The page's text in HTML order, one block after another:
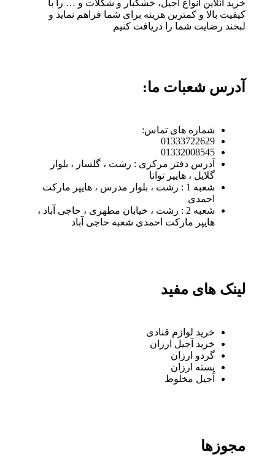
خرید آنلاین انواع آجیل، خشکبار و شکلات و … را با
کیفیت بالا و کمترین هزینه برای شما فراهم نماید و
لبخند رضایت شما را دریافت کنیم
آدرس شعبات ما:
شماره های تماس:
01333722629
01332008545
آدرس دفتر مرکزی : رشت ، گلسار ، بلوار
گلایل ، هایپر توانا
شعبه 1 : رشت ، بلوار مدرس ، هایپر مارکت
احمدی
شعبه 2 : رشت ، خیابان مطهری ، حاجی آباد ،
هایپر مارکت احمدی شعبه حاجی آباد
لینک های مفید
خرید لوازم قنادی
خرید آجیل ارزان
گردو ارزان
پسته ارزان
آجیل مخلوط
مجوزها